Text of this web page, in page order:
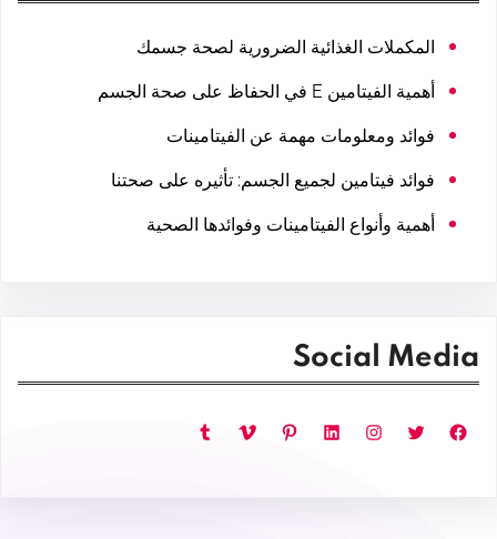
المكملات الغذائية الضرورية لصحة جسمك
أهمية الفيتامين E في الحفاظ على صحة الجسم
فوائد ومعلومات مهمة عن الفيتامينات
فوائد فيتامين لجميع الجسم: تأثيره على صحتنا
أهمية وأنواع الفيتامينات وفوائدها الصحية
Social Media
فيسبوك تويتر إنستجرام لينكد إن بينتريست فيميو تمبلر